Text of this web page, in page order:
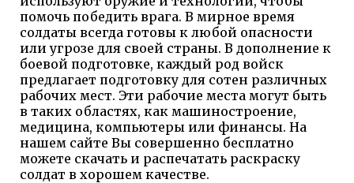
помочь победить врага. В мирное время
солдаты всегда готовы к любой опасности
или угрозе для своей страны. В дополнение к
боевой подготовке, каждый род войск
предлагает подготовку для сотен различных
рабочих мест. Эти рабочие места могут быть
в таких областях, как машиностроение,
медицина, компьютеры или финансы. На
нашем сайте Вы совершенно бесплатно
можете скачать и распечатать раскраску
солдат в хорошем качестве.